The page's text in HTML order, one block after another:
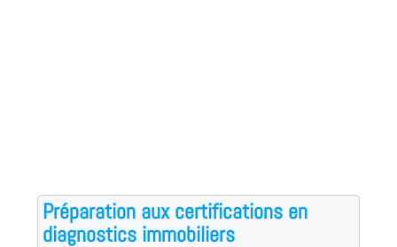
Préparation aux certifications en
diagnostics immobiliers